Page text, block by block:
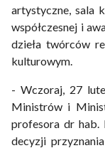
artystyczne, sala
współczesnej i
dzieła twórców
kulturowym.
- Wczoraj, 27
Ministrów i
profesora dr hab.
decyzji